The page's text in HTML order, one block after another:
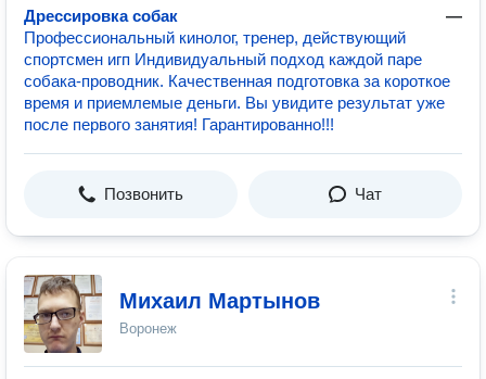
Дрессировка собак
—
Профессиональный кинолог, тренер, действующий
спортсмен игп Индивидуальный подход каждой паре
собака-проводник. Качественная подготовка за короткое
время и приемлемые деньги. Вы увидите результат уже
после первого занятия! Гарантированно!!!
Позвонить Чат
Михаил Мартынов
Воронеж